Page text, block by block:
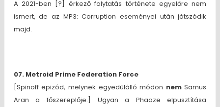
A 2021-ben [?] érkező folytatás története egyelőre nem
ismert, de az MP3: Corruption eseményei után játszódik
majd.
07. Metroid Prime Federation Force
[Spinoff epizód, melynek egyedülálló módon nemSamus
Aran a főszereplője.] Ugyan a Phaaze elpusztítása